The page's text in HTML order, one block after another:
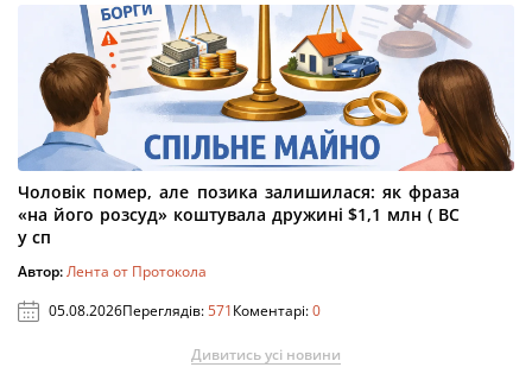
Чоловік помер, але позика залишилася: як фраза
«на його розсуд» коштувала дружині $1,1 млн ( ВС
у сп
Автор:Лента от Протокола
05.08.2026Переглядів:571Коментарі:0
Дивитись усі новини